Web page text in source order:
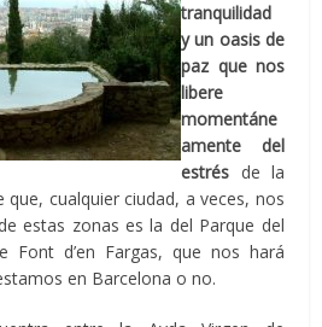
tranquilidad
y un oasis de
paz que nos
libere
momentáne
amente del
estrés de la
cualquier ciudad, a veces, nos
estas zonas es la del Parque del
Font d’en Fargas, que nos hará
en Barcelona o no.